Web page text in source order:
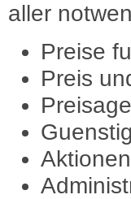
aller
Preise
Preis